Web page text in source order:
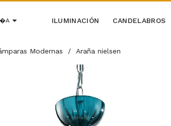
ILUMINACIÓN CANDELABROS
Modernas / Araña nielsen